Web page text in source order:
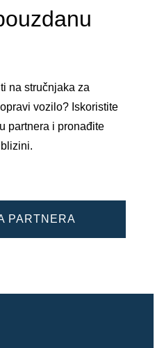
na stručnjaka za
vozilo? Iskoristite
partnera i pronađite
PARTNERA